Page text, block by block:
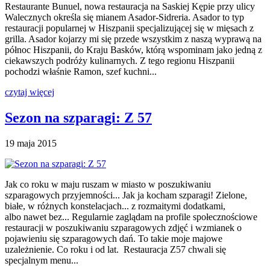
Restaurante Bunuel, nowa restauracja na Saskiej Kępie przy ulicy
Walecznych określa się mianem Asador-Sidreria. Asador to typ
restauracji popularnej w Hiszpanii specjalizującej się w mięsach z
grilla. Asador kojarzy mi się przede wszystkim z naszą wyprawą na
północ Hiszpanii, do Kraju Basków, którą wspominam jako jedną z
ciekawszych podróży kulinarnych. Z tego regionu Hiszpanii
pochodzi właśnie Ramon, szef kuchni...
czytaj więcej
Sezon na szparagi: Z 57
19 maja 2015
Jak co roku w maju ruszam w miasto w poszukiwaniu
szparagowych przyjemności... Jak ja kocham szparagi! Zielone,
białe, w różnych konstelacjach... z rozmaitymi dodatkami,
albo nawet bez... Regularnie zaglądam na profile społecznościowe
restauracji w poszukiwaniu szparagowych zdjęć i wzmianek o
pojawieniu się szparagowych dań. To takie moje majowe
uzależnienie. Co roku i od lat. Restauracja Z57 chwali się
specjalnym menu...